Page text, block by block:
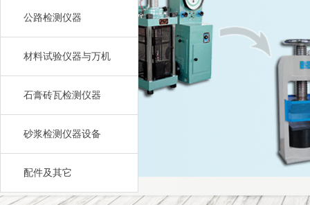
公路检测仪器
材料试验仪器与万机
石膏砖瓦检测仪器
砂浆检测仪器设备
配件及其它